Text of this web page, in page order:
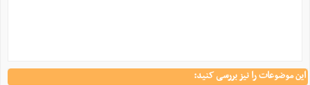
این موضوعات را نیز بررسی کنید: